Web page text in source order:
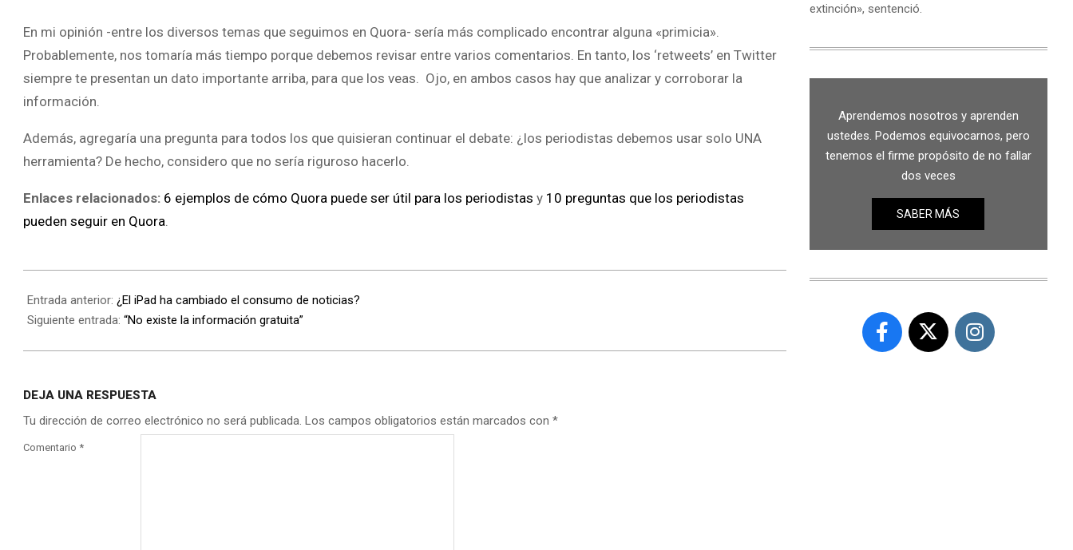
En mi opinión -entre los diversos temas que seguimos en Quora- sería más complicado encontrar alguna «primicia».
Probablemente, nos tomaría más tiempo porque debemos revisar entre varios comentarios. En tanto, los ‘retweets’ en Twitter
siempre te presentan un dato importante arriba, para que los veas. Ojo, en ambos casos hay que analizar y corroborar la
información.
Además, agregaría una pregunta para todos los que quisieran continuar el debate: ¿los periodistas debemos usar solo UNA
herramienta? De hecho, considero que no sería riguroso hacerlo.
Enlaces relacionados: 6 ejemplos de cómo Quora puede ser útil para los periodistas y 10 preguntas que los periodistas
pueden seguir en Quora.
Entrada anterior: ¿El iPad ha cambiado el consumo de noticias?
Siguiente entrada: “No existe la información gratuita”
DEJA UNA RESPUESTA
Tu dirección de correo electrónico no será publicada. Los campos obligatorios están marcados con *
Comentario *
extinción», sentenció.
Aprendemos nosotros y aprenden
ustedes. Podemos equivocarnos, pero
tenemos el firme propósito de no fallar
dos veces
SABER MÁS